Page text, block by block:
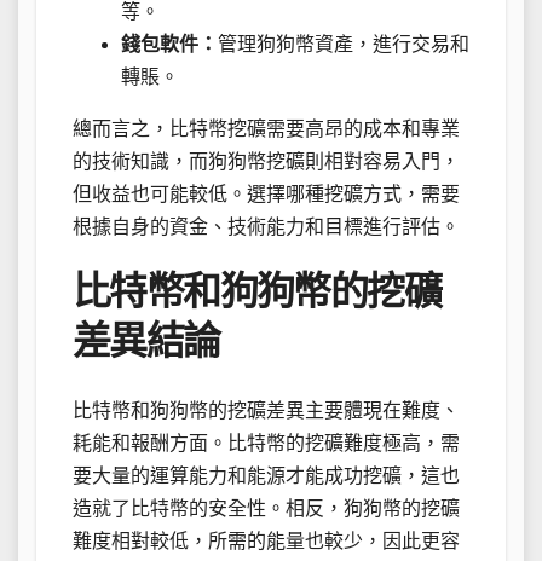
等。
錢包軟件： 管理狗狗幣資產，進行交易和
轉賬。
總而言之，比特幣挖礦需要高昂的成本和專業
的技術知識，而狗狗幣挖礦則相對容易入門，
但收益也可能較低。選擇哪種挖礦方式，需要
根據自身的資金、技術能力和目標進行評估。
比特幣和狗狗幣的挖礦
差異結論
比特幣和狗狗幣的挖礦差異主要體現在難度、
耗能和報酬方面。比特幣的挖礦難度極高，需
要大量的運算能力和能源才能成功挖礦，這也
造就了比特幣的安全性。相反，狗狗幣的挖礦
難度相對較低，所需的能量也較少，因此更容